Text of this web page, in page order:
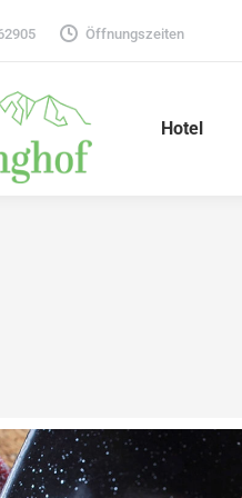
Öffnungszeiten
Hotel